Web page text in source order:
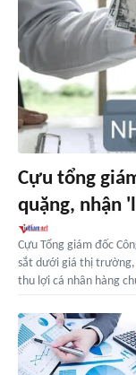
Cựu tổng
quặng, nhận
Cựu Tổng giám đốc
sắt dưới giá thị trường,
thu lợi cá nhân hàng